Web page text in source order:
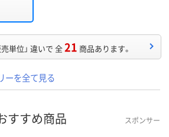
売単位」 違いで 全21 商品あります。
ーを全て見る
すすめ商品 スポンサー